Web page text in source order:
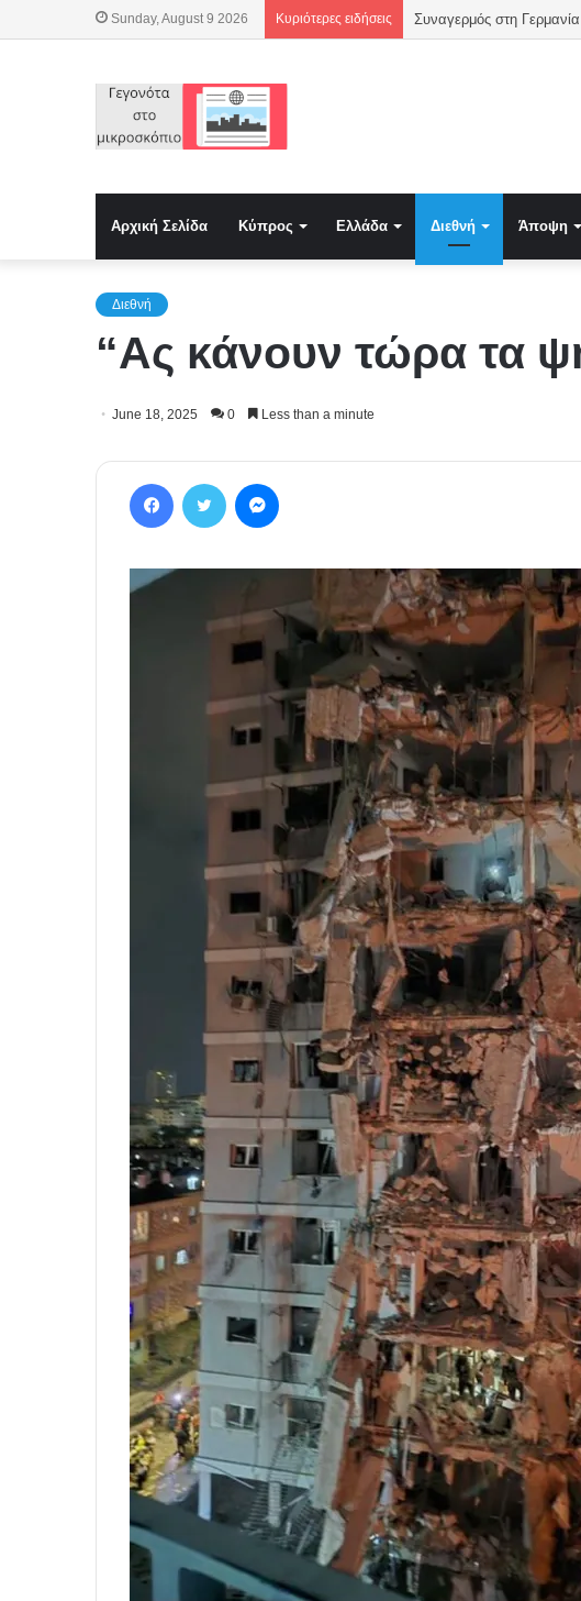
Sunday, August 9 2026 Κυριότερες ειδήσεις Συναγερμός στη
Αρχική Σελίδα Κύπρος Ελλάδα Διεθνή Άποψη
Διεθνή
“Ας κάνουν τώρα τα
June 18, 2025 0 Less than a minute